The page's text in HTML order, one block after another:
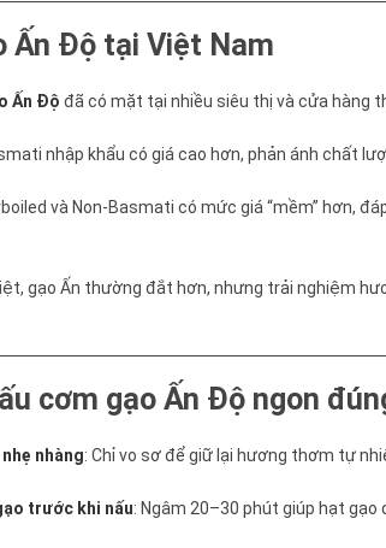
Ấn Độ tại Việt Nam
Ấn Độ đã có mặt tại nhiều siêu thị và cửa hàng
nhập khẩu có giá cao hơn, phản ánh chất
và Non-Basmati có mức giá “mềm” hơn,
gạo Ấn thường đắt hơn, nhưng trải nghiệm
cơm gạo Ấn Độ ngon
nhàng: Chỉ vo sơ để giữ lại hương thơm tự
trước khi nấu: Ngâm 20–30 phút giúp hạt gạo